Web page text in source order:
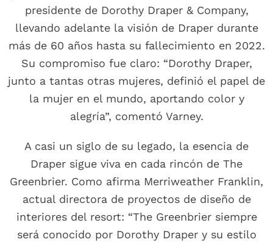
presidente de Dorothy Draper & Company,
llevando adelante la visión de Draper durante
más de 60 años hasta su fallecimiento en 2022.
Su compromiso fue claro: “Dorothy Draper,
junto a tantas otras mujeres, definió el papel de
la mujer en el mundo, aportando color y
alegría”, comentó Varney.
A casi un siglo de su legado, la esencia de
Draper sigue viva en cada rincón de The
Greenbrier. Como afirma Merriweather Franklin,
actual directora de proyectos de diseño de
interiores del resort: “The Greenbrier siempre
será conocido por Dorothy Draper y su estilo